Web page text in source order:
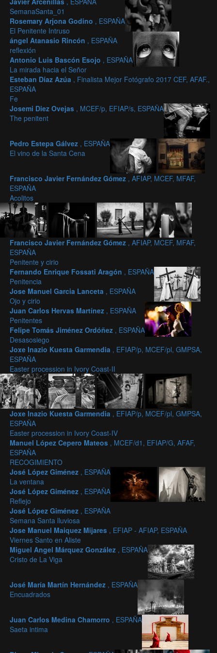
SemanaSanta_01
Rosemary Arjona Godino , ESPAÑA
El Penitente Intruso
ángel Atanasio Rincón , ESPAÑA
reflexión
Antonio Luis Bascón Esojo , ESPAÑA
La mirada hacia el Señor
Esteban Díaz Azúa , Finalista Mejor Fotógrafo 2017 CEF, AFAF.,
ESPAÑA
Fe
Josemi Diez Ovejas , MCEF/p, EFIAP/s, ESPAÑA
The penitent
Pedro Estepa Gálvez , ESPAÑA
El vino de la Santa Cena
Francisco Javier Fernández Gómez , AFIAP, MCEF, MFAF,
ESPAÑA
Acolitos
Francisco Javier Fernández Gómez , AFIAP, MCEF, MFAF,
ESPAÑA
Penitente y cirio
Fernando Enrique Fossati Aragón , ESPAÑA
Penitencia
Jose Manuel Garcia Lanceta , ESPAÑA
Ojo y cirio
Juan Carlos Hervas Martínez , ESPAÑA
Penitentes
Felipe Tomás Jiménez Ordóñez , ESPAÑA
Desasosiego
Joxe Inazio Kuesta Garmendia , EFIAP/p, MCEF/pl, GMPSA,
ESPAÑA
Easter procession in Ivory Coast-II
Joxe Inazio Kuesta Garmendia , EFIAP/p, MCEF/pl, GMPSA,
ESPAÑA
Easter procession in Ivory Coast-IV
Manuel López Cepero Mateos , MCEF/d1, EFIAP/G, AFAF,
ESPAÑA
RECOGIMIENTO
José López Giménez , ESPAÑA
La ventana
José López Giménez , ESPAÑA
Reflejo
José López Giménez , ESPAÑA
Semana Santa lluviosa
Jose Manuel Maiquez Mijares , EFIAP - AFIAP, ESPAÑA
Viernes Santo en Aliste
Miguel Angel Márquez González , ESPAÑA
Cristo de La Viga
José María Martín Hernández , ESPAÑA
Encuadrados
Juan Carlos Medina Chamorro , ESPAÑA
Saeta intima